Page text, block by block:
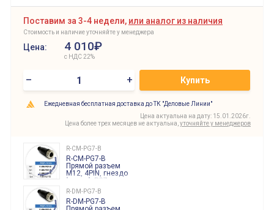
Поставим за 3-4 недели, или аналог из наличия
Стоимость и наличие уточняйте у менеджера
Цена: 4 010₽
с НДС 22%
– + Купить
Ежедневная бесплатная доставка до ТК "Деловые Линии"
Цена актуальна на дату: 15.01.2026г.
Цена более трех месяцев не актуальна, уточняйте у менеджеров
R-CM-PG7-B
R-CM-PG7-B
Прямой разъем
M12, 4PIN, гнездо
"мама", PG7,
черного цвета
R-DM-PG7-B
R-DM-PG7-B